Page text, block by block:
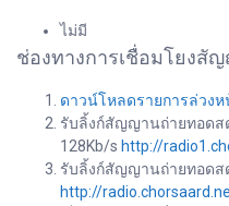
ไม่มี
ช่องทางการเชื่อมโยงสั
ดาวน์โหลดรายการล่วง
รับลิ้งก์สัญญานถ่ายทอดส
128Kb/s http://
รับลิ้งก์สัญญานถ่ายทอดส
http://